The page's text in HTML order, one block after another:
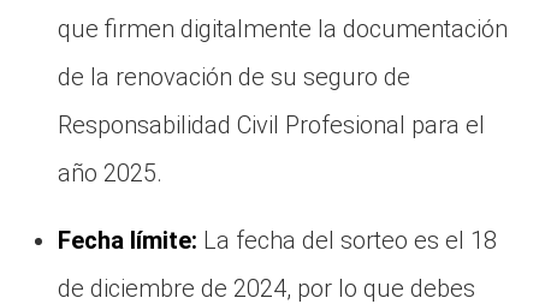
que firmen digitalmente la documentación
de la renovación de su seguro de
Responsabilidad Civil Profesional para el
año 2025.
Fecha límite: La fecha del sorteo es el 18
de diciembre de 2024, por lo que debes